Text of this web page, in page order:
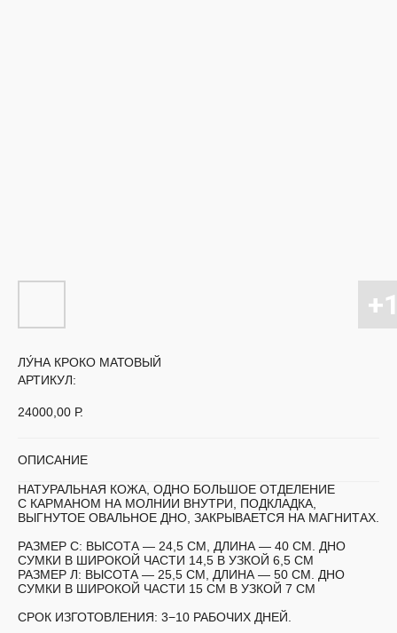
ЛУ́НА КРОКО МАТОВЫЙ
АРТИКУЛ:
24000,00 Р.
ОПИСАНИЕ
НАТУРАЛЬНАЯ КОЖА, ОДНО БОЛЬШОЕ ОТДЕЛЕНИЕ
С КАРМАНОМ НА МОЛНИИ ВНУТРИ, ПОДКЛАДКА,
ВЫГНУТОЕ ОВАЛЬНОЕ ДНО, ЗАКРЫВАЕТСЯ НА МАГНИТАХ.
РАЗМЕР С: ВЫСОТА — 24,5 СМ, ДЛИНА — 40 СМ. ДНО
СУМКИ В ШИРОКОЙ ЧАСТИ 14,5 В УЗКОЙ 6,5 СМ
РАЗМЕР Л: ВЫСОТА — 25,5 СМ, ДЛИНА — 50 СМ. ДНО
СУМКИ В ШИРОКОЙ ЧАСТИ 15 СМ В УЗКОЙ 7 СМ
СРОК ИЗГОТОВЛЕНИЯ: 3−10 РАБОЧИХ ДНЕЙ.